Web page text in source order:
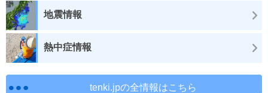
地震情報
熱中症情報
tenki.jpの全情報はこちら